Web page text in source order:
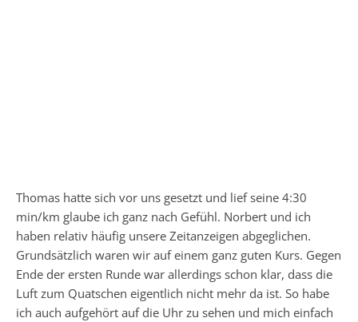
Thomas hatte sich vor uns gesetzt und lief seine 4:30
min/km glaube ich ganz nach Gefühl. Norbert und ich
haben relativ häufig unsere Zeitanzeigen abgeglichen.
Grundsätzlich waren wir auf einem ganz guten Kurs. Gegen
Ende der ersten Runde war allerdings schon klar, dass die
Luft zum Quatschen eigentlich nicht mehr da ist. So habe
ich auch aufgehört auf die Uhr zu sehen und mich einfach